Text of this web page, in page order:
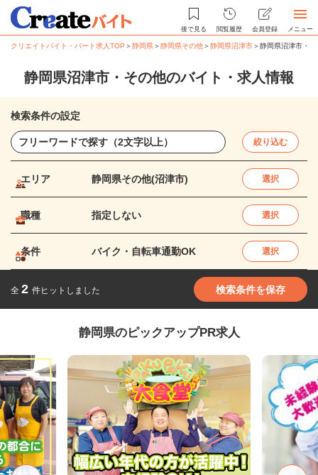
後で見る 閲覧履歴 会員登録 メニュー
クリエイトバイト・パート求人TOP ＞静岡県＞静岡県その他＞静岡県沼津市＞静岡県沼津市・
静岡県沼津市・その他のバイト・求人情報
検索条件の設定
絞り込む
エリア 静岡県その他(沼津市) 選択
職種 指定しない 選択
条件 バイク・自転車通勤OK 選択
全 2 件ヒットしました 検索条件を保存
静岡県のピックアップPR求人